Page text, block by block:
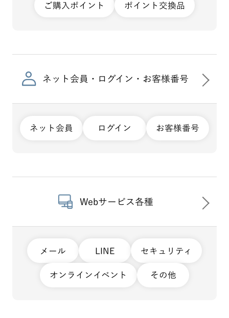
ご購入ポイント ポイント交換品
ネット会員・ログイン・お客様番号
ネット会員 ログイン お客様番号
Webサービス各種
メール LINE セキュリティ
オンラインイベント その他